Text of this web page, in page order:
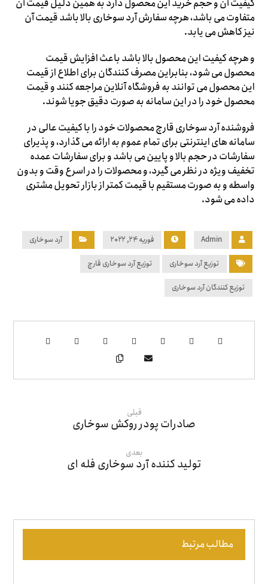
کیفیت آن و حجم خرید این محصول دارد به همین دلیل قیمت آن
متفاوت می باشد، هرچه سفارش آرد سوخاری بالا باشد قیمت آن
نیز کاهش می یابد.
و هرچه کیفیت این محصول بالا باشد باعث افزایش قیمت
محصول می شود، بنابراین مصرف کنندگان برای اطلاع از قیمت
این محصول می توانند به فروشگاه آنلاین مراجعه کنند و قیمت
محصول خود را در این سامانه به صورت دقیق جویا شوند.
فروشنده آرد سوخاری قارچ محصولات خود را با کیفیت عالی در
سامانه های اینترنتی برای تمام عموم به ارائه می گذارد، و پذیرای
سفارشات در حجم بالا و پایین می باشد و برای سفارشات عمده
تخفیف ویژه در نظر می گیرد، و محصولات را در اسرع وقت و بدون
واسطه و به صورت مستقیم با قیمت کمتر از بازار تحویل مشتری
داده می شود.
Admin فوریه ۲۴, ۲۰۲۲ آرد سوخاری
توزیع آرد سوخاری توزیع‌ آرد سوخاری قارچ
توزیع کنندگان آرد سوخاری
قبلی
صادرات پودر روکش سوخاری
بعدی
تولید کننده آرد سوخاری فله ای
مطالب مرتبط